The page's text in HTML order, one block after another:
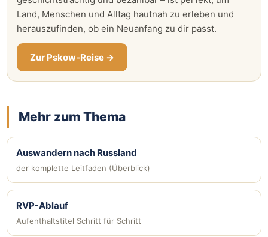
Land, Menschen und Alltag hautnah zu erleben und
herauszufinden, ob ein Neuanfang zu dir passt.
Zur Pskow-Reise →
Mehr zum Thema
Auswandern nach Russland
der komplette Leitfaden (Überblick)
RVP-Ablauf
Aufenthaltstitel Schritt für Schritt